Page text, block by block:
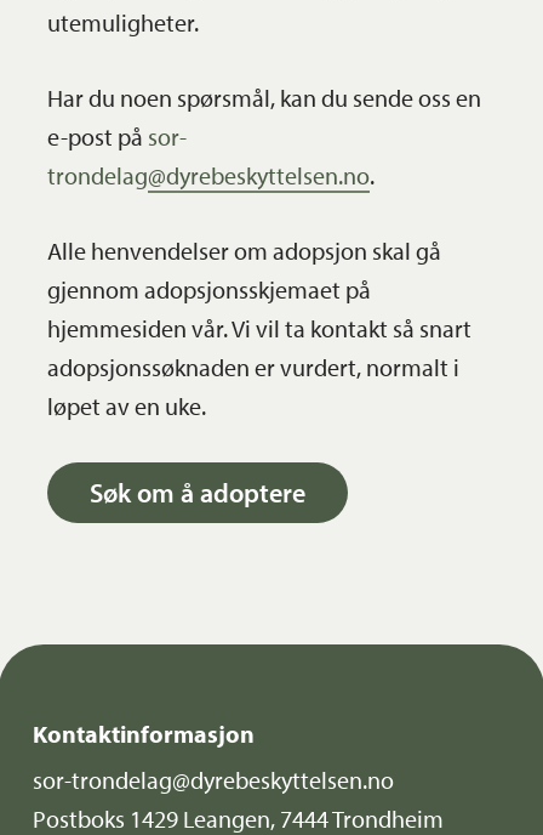
utemuligheter.
Har du noen spørsmål, kan du sende oss en
e-post på sor-
trondelag@dyrebeskyttelsen.no.
Alle henvendelser om adopsjon skal gå
gjennom adopsjonsskjemaet på
hjemmesiden vår. Vi vil ta kontakt så snart
adopsjonssøknaden er vurdert, normalt i
løpet av en uke.
Søk om å adoptere
Kontaktinformasjon
sor-trondelag@dyrebeskyttelsen.no
Postboks 1429 Leangen, 7444 Trondheim